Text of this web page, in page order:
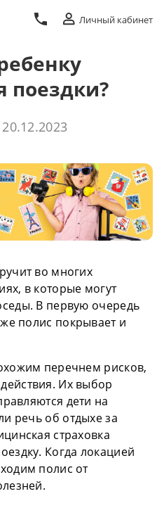
Личный кабинет
поездки?
20.12.2023
во многих
в которые могут
В первую очередь
полис покрывает и
перечнем рисков,
Их выбор
дети на
речь об отдыхе за
страховка
Когда локацией
полис от